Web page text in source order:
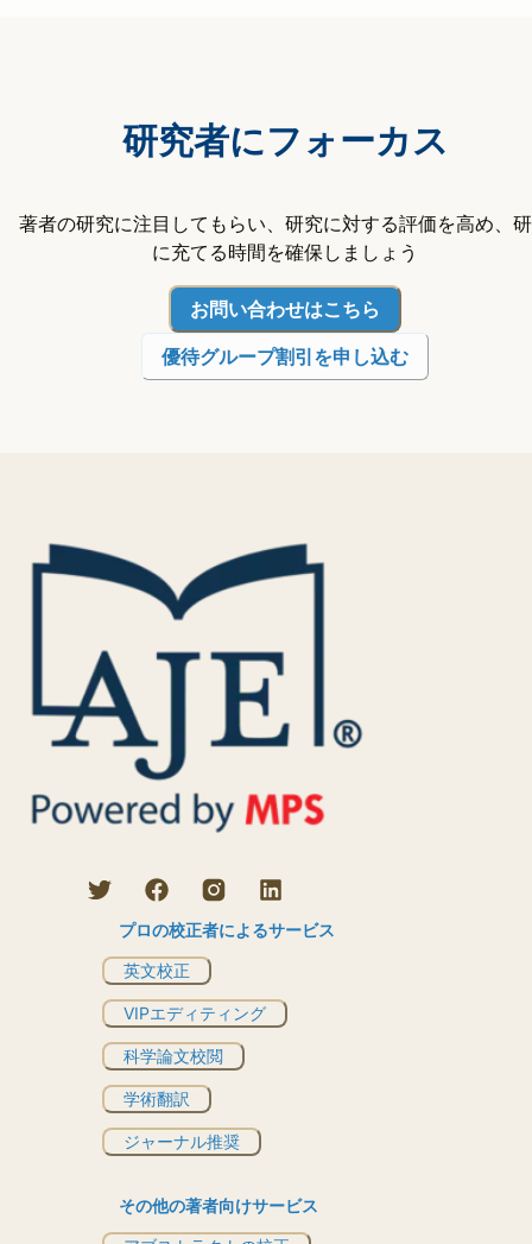
研究者にフォーカス
著者の研究に注目してもらい、研究に対する評価を高め、
に充てる時間を確保しましょう
お問い合わせはこちら
優待グループ割引を申し込む
プロの校正者によるサービス
英文校正
VIPエディティング
科学論文校閲
学術翻訳
ジャーナル推奨
その他の著者向けサービス